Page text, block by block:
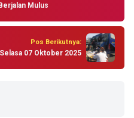
Mulus
Pos Berikutnya:
07 Oktober 2025